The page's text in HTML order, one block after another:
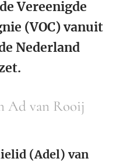
Vereenigde
(VOC) vanuit
Nederland
Ad van Rooij
(Adel) van